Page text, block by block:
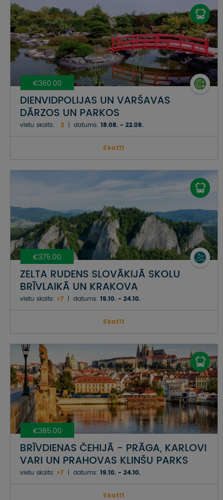
€360.00
DIENVIDPOLIJAS UN VARŠAVAS
DĀRZOS UN PARKOS
vietu skaits: 2 datums: 18.08. - 22.08.
Skatīt
€375.00
ZELTA RUDENS SLOVĀKIJĀ SKOLU
BRĪVLAIKĀ UN KRAKOVA
vietu skaits: >7 datums: 19.10. - 24.10.
Skatīt
€385.00
BRĪVDIENAS ČEHIJĀ - PRĀGA, KARLOVI
VARI UN PRAHOVAS KLINŠU PARKS
vietu skaits: >7 datums: 19.10. - 24.10.
Skatīt